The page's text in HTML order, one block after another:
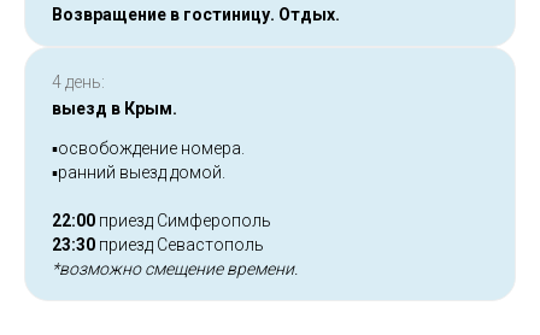
Возвращение в гостиницу. Отдых.
4 день:
выезд в Крым.
▪️освобождение номера.
▪️ранний выезд домой.
22:00 приезд Симферополь
23:30 приезд Севастополь
*возможно смещение времени.